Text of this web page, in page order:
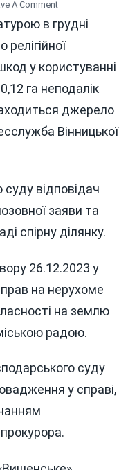
A CommentOn
ДЖЕРЕЛО
ПОВЕРНУТО
ГРОМАДІ
ВІННИЦІ
в грудні
у користуванні
га неподалік
джерело
Вінницької
відповідач
заяви та
спірну ділянку.
26.12.2023 у
на нерухоме
на землю
радою.
суду
у справі,